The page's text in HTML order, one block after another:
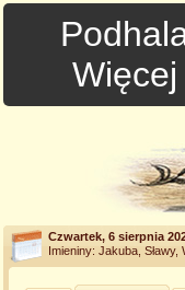
Czwartek, 6 sierpnia
Imieniny: Jakuba, Sławy,